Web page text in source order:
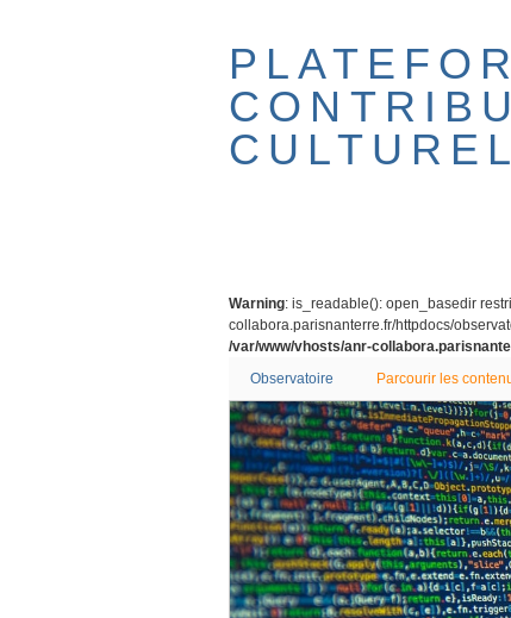
Warning: is_readable(): open_basedir
collabora.parisnanterre.fr/httpdocs/
/var/www/vhosts/anr-
Observatoire
Parcourir les